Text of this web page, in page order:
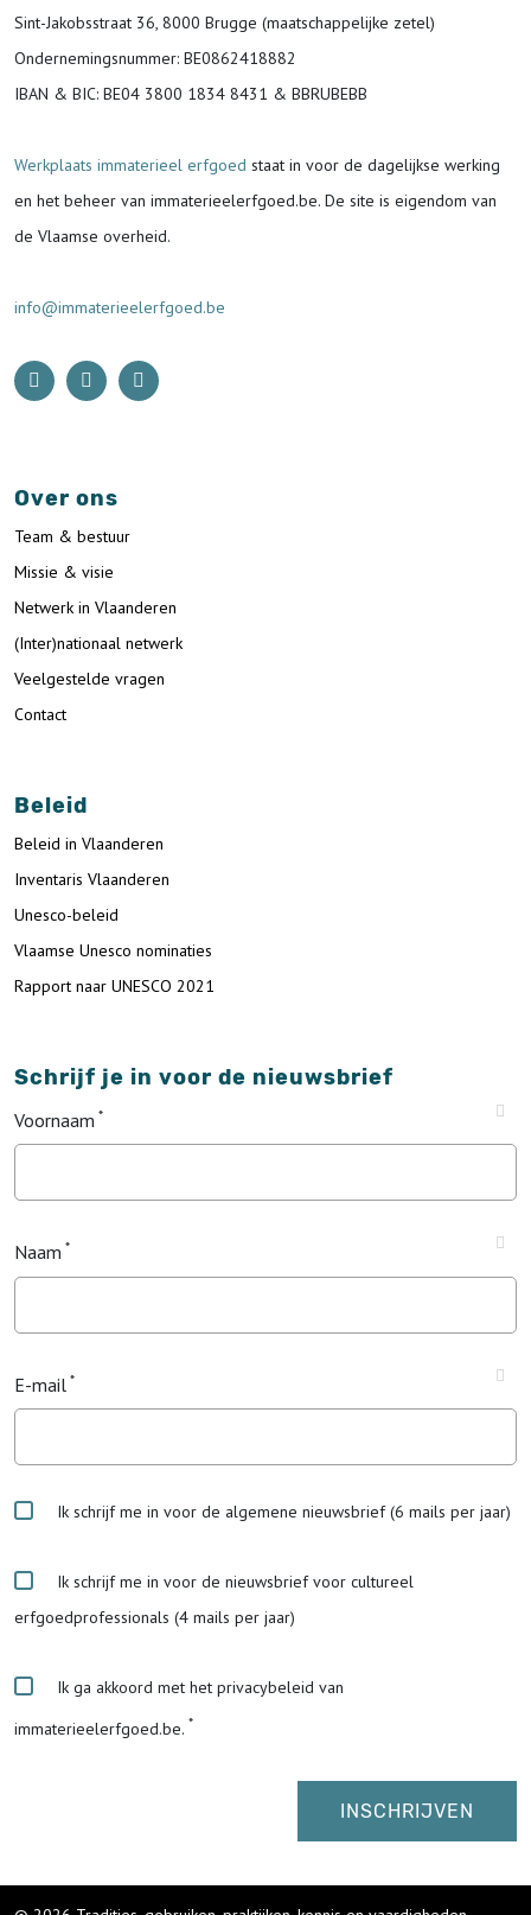
Sint-Jakobsstraat 36, 8000 Brugge (maatschappelijke zetel)
Ondernemingsnummer: BE0862418882
IBAN & BIC: BE04 3800 1834 8431 & BBRUBEBB
Werkplaats immaterieel erfgoed staat in voor de dagelijkse werking
en het beheer van immaterieelerfgoed.be. De site is eigendom van
de Vlaamse overheid.
info@immaterieelerfgoed.be
Over ons
Team & bestuur
Missie & visie
Netwerk in Vlaanderen
(Inter)nationaal netwerk
Veelgestelde vragen
Contact
Beleid
Beleid in Vlaanderen
Inventaris Vlaanderen
Unesco-beleid
Vlaamse Unesco nominaties
Rapport naar UNESCO 2021
Schrijf je in voor de nieuwsbrief
Voornaam
Naam
E-mail
Ik schrijf me in voor de algemene nieuwsbrief (6 mails per jaar)
Ik schrijf me in voor de nieuwsbrief voor cultureel
erfgoedprofessionals (4 mails per jaar)
Ik ga akkoord met het privacybeleid van
immaterieelerfgoed.be.